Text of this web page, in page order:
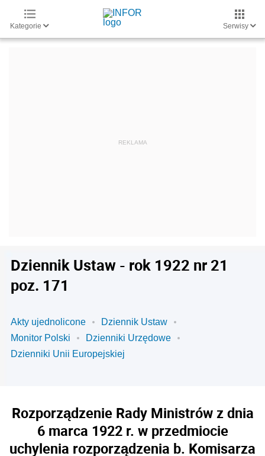
Kategorie Serwisy
Dziennik Ustaw - rok 1922 nr 21
poz. 171
Akty ujednolicone
Dziennik Ustaw
Monitor Polski
Dzienniki Urzędowe
Dzienniki Unii Europejskiej
Rozporządzenie Rady Ministrów z dnia
6 marca 1922 r. w przedmiocie
uchylenia rozporządzenia b. Komisarza